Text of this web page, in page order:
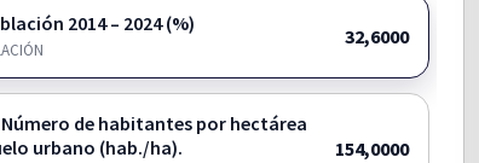
2014 – 2024 (%)
32,6000
de habitantes por hectárea
urbano (hab./ha).
154,0000